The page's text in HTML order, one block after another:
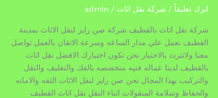
اترك تعليقاً / شركة نقل اثاث /
admin
شركة نقل اثاث بالقطيف شركة صن رايز لنقل الاثاث بمدينة
القطيف نعمل علي مدار الساعه وسرعة الاتقان بالعمل تواصل
معنا ولاتتردد بالاختيار نحن نكون اختيارك الافضل نقل اثاث
بالقطيف لدينا عماله فنيه متخصصه بالفك والتغليف والنقل
والتركيب بهذا المجال نحن صن رايز لنقل الاثاث الثقه والامانه
والحفاظ وسلامة المنقولات اثناء النقل نقل اثاث القطيف
بالقطيف